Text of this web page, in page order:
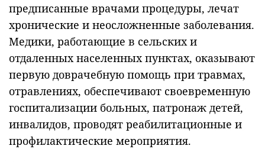
предписанные врачами процедуры, лечат
хронические и неосложненные заболевания.
Медики, работающие в сельских и
отдаленных населенных пунктах, оказывают
первую доврачебную помощь при травмах,
отравлениях, обеспечивают своевременную
госпитализации больных, патронаж детей,
инвалидов, проводят реабилитационные и
профилактические мероприятия.